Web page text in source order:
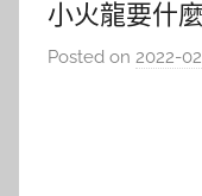
小火龍要什
Posted on 2022-